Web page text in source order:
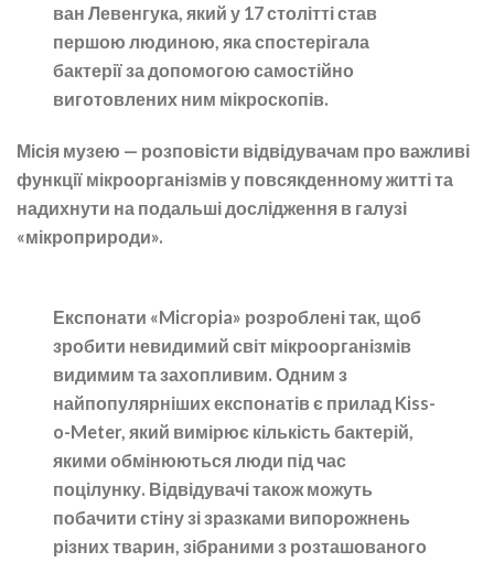
ван Левенгука, який у 17 столітті став
першою людиною, яка спостерігала
бактерії за допомогою самостійно
виготовлених ним мікроскопів.
Місія музею — розповісти відвідувачам про важливі
функції мікроорганізмів у повсякденному житті та
надихнути на подальші дослідження в галузі
«мікроприроди».
Експонати «Micropia» розроблені так, щоб
зробити невидимий світ мікроорганізмів
видимим та захопливим. Одним з
найпопулярніших експонатів є прилад Kiss-
o-Meter, який вимірює кількість бактерій,
якими обмінюються люди під час
поцілунку. Відвідувачі також можуть
побачити стіну зі зразками випорожнень
різних тварин, зібраними з розташованого